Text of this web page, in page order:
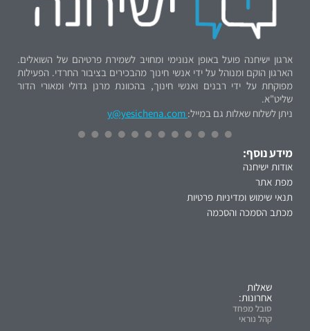
ארגון ישיחנה פועל באופן אנונימי ומחויב לשמירת פרטיהם של השואלים.
הארגון הוקם ומנוהל על ידי אנשי חינוך מהבכירים בציבור החרדי. הפעילות
מפוקחת על ידי רבנים ואנשי חינוך, בהכוונת מרנן גדולי ומאורי הדור
שליט"א.
ניתן לשלוח שאלות גם במייל: y@yesichena.com
מידע נוסף:
אודות ישיחנה
מפת אתר
תנאי שימוש ומדיניות פרטיות
מכתב הסמכה והסכמה
שאלות
אחרונות:
סובל מפחד
קהל נוראי